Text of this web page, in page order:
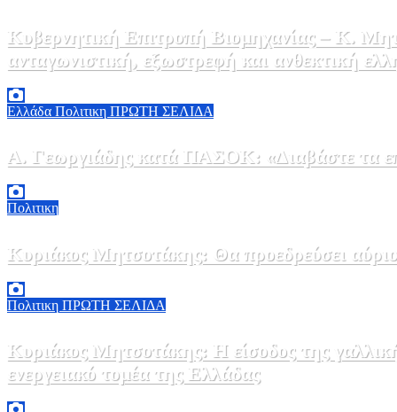
Κυβερνητική Επιτροπή Βιομηχανίας – Κ.
ανταγωνιστική, εξωστρεφή και ανθεκτική
Ελλάδα Πολιτικη ΠΡΩΤΗ ΣΕΛΙΔΑ
Α. Γεωργιάδης κατά ΠΑΣΟΚ: «Διαβάστε τα
Πολιτικη
Κυριάκος Μητσοτάκης: Θα προεδρεύσει
Πολιτικη ΠΡΩΤΗ ΣΕΛΙΔΑ
Κυριάκος Μητσοτάκης: Η είσοδος της
ενεργειακό τομέα της Ελλάδας